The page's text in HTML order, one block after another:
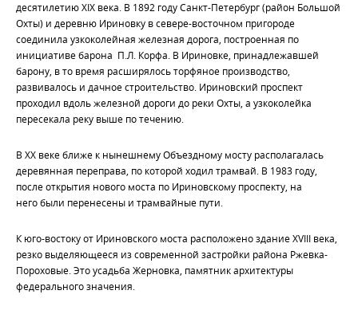
десятилетию XIX века. В 1892 году Санкт-Петербург (район Большой
Охты) и деревню Ириновку в севере-восточном пригороде
соединила узкоколейная железная дорога, построенная по
инициативе барона П.Л. Корфа. В Ириновке, принадлежавшей
барону, в то время расширялось торфяное производство,
развивалось и дачное строительство. Ириновский проспект
проходил вдоль железной дороги до реки Охты, а узкоколейка
пересекала реку выше по течению.
В XX веке ближе к нынешнему Объездному мосту располагалась
деревянная переправа, по которой ходил трамвай. В 1983 году,
после открытия нового моста по Ириновскому проспекту, на
него были перенесены и трамвайные пути.
К юго-востоку от Ириновского моста расположено здание XVIII века,
резко выделяющееся из современной застройки района Ржевка-
Пороховые. Это усадьба Жерновка, памятник архитектуры
федерального значения.